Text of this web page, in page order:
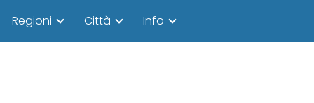
Regioni Città Info